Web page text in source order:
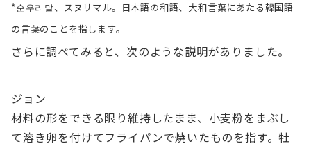
*순우리말、スヌリマル。日本語の和語、大和言葉にあたる韓国語
の言葉のことを指します。
さらに調べてみると、次のような説明がありました。
ジョン
材料の形をできる限り維持したまま、小麦粉をまぶし
て溶き卵を付けてフライパンで焼いたものを指す。牡